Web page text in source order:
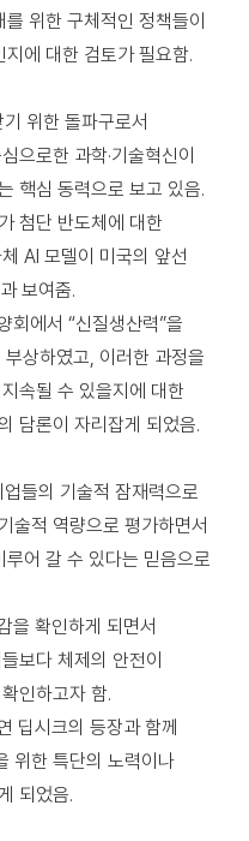
위한 구체적인 정책들이
에 대한 검토가 필요함.
위한 돌파구로서
으로한 과학·기술혁신이
핵심 동력으로 보고 있음.
첨단 반도체에 대한
AI 모델이 미국의 앞선
보여줌.
에서 “신질생산력”을
상하였고, 이러한 과정을
속될 수 있을지에 대한
담론이 자리잡게 되었음.
들의 기술적 잠재력으로
술적 역량으로 평가하면서
어 갈 수 있다는 믿음으로
을 확인하게 되면서
보다 체제의 안전이
인하고자 함.
딥시크의 등장과 함께
위한 특단의 노력이나
되었음.